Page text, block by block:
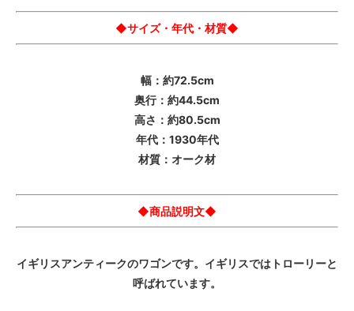
◆サイズ・年代・材質◆
幅：約72.5cm
奥行：約44.5cm
高さ：約80.5cm
年代：1930年代
材質：オーク材
◆商品説明文◆
イギリスアンティークのワゴンです。イギリスではトローリーと
呼ばれています。